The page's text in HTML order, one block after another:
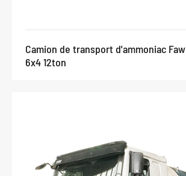
Camion de transport d'ammoniac Faw
6x4 12ton